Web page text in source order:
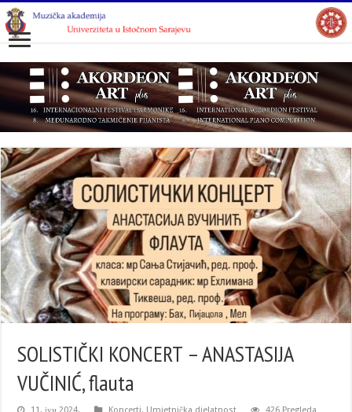
SOLISTIČKI KONCERT – ANASTASIJA
VUČINIĆ, flauta
11. јун 2024. Koncerti, Umjetnička djelatnost 426 Pregleda